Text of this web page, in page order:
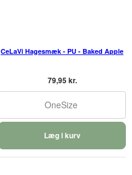
CeLaVi Hagesmæk - PU - Baked Apple
79,95 kr.
OneSize
Læg i kurv